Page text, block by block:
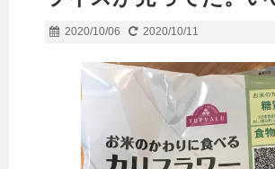
2020/10/06 2020/10/11